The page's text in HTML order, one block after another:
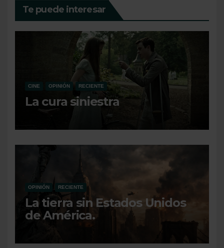
Te puede interesar
CINE OPINIÓN RECIENTE
La cura siniestra
OPINIÓN RECIENTE
La tierra sin Estados Unidos
de América.